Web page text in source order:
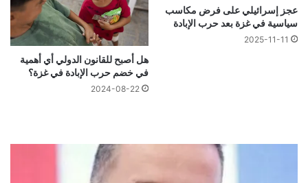
عجز إسرائيلي على فرض مكاسب
سياسية في غزة بعد حرب الإبادة
2025-11-11
هل أصبح للقانون الدولي أي أهمية
في خضم حرب الإبادة في غزة؟
2024-08-22